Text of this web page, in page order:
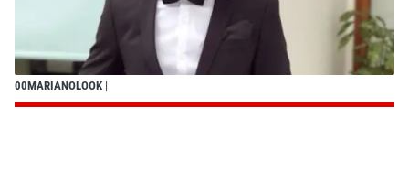
00MARIANOLOOK |